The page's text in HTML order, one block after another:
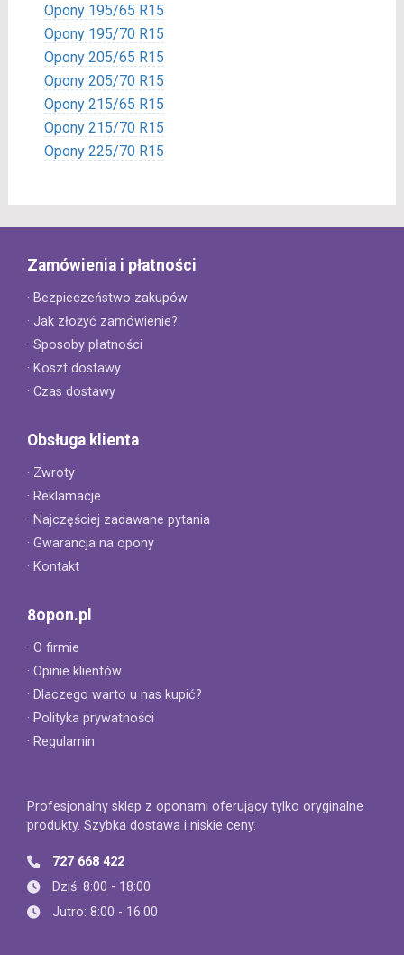
Opony 195/65 R15
Opony 195/70 R15
Opony 205/65 R15
Opony 205/70 R15
Opony 215/65 R15
Opony 215/70 R15
Opony 225/70 R15
Zamówienia i płatności
· Bezpieczeństwo zakupów
· Jak złożyć zamówienie?
· Sposoby płatności
· Koszt dostawy
· Czas dostawy
Obsługa klienta
· Zwroty
· Reklamacje
· Najczęściej zadawane pytania
· Gwarancja na opony
· Kontakt
8opon.pl
· O firmie
· Opinie klientów
· Dlaczego warto u nas kupić?
· Polityka prywatności
· Regulamin
Profesjonalny sklep z oponami oferujący tylko oryginalne
produkty. Szybka dostawa i niskie ceny.
727 668 422
Dziś: 8:00 - 18:00
Jutro: 8:00 - 16:00